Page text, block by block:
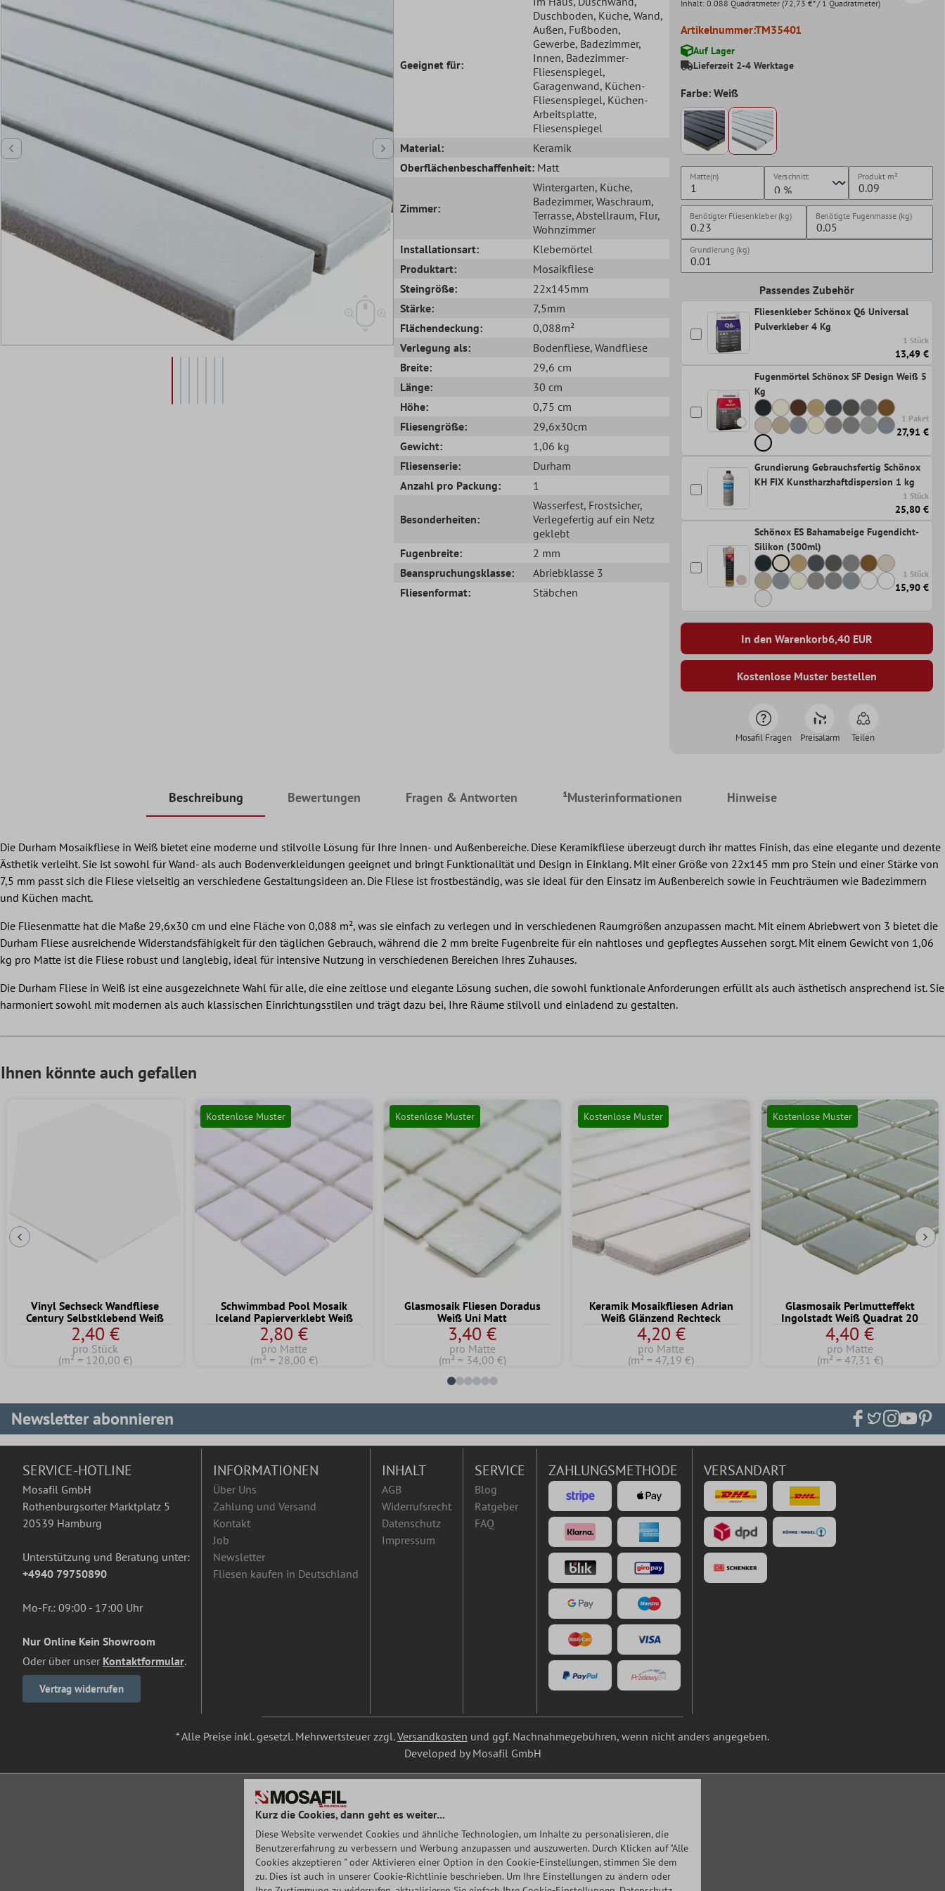
Geeignet für:
Duschboden, Küche, Wand,
Außen, Fußboden,
Gewerbe, Badezimmer,
Innen, Badezimmer-
Fliesenspiegel,
Garagenwand, Küchen-
Fliesenspiegel, Küchen-
Arbeitsplatte,
Fliesenspiegel
Material:
Keramik
Oberflächenbeschaffenheit: Matt
Zimmer:
Wintergarten, Küche,
Badezimmer, Waschraum,
Terrasse, Abstellraum, Flur,
Wohnzimmer
Installationsart:
Klebemörtel
Produktart:
Mosaikfliese
Steingröße:
22x145mm
Stärke:
7,5mm
Flächendeckung:
0,088m²
Verlegung als:
Bodenfliese, Wandfliese
Breite:
29,6 cm
Länge:
30 cm
Höhe:
0,75 cm
Fliesengröße:
29,6x30cm
Gewicht:
1,06 kg
Fliesenserie:
Durham
Anzahl pro Packung:
1
Besonderheiten:
Wasserfest, Frostsicher,
Verlegefertig auf ein Netz
geklebt
Fugenbreite:
2 mm
Beanspruchungsklasse:
Abriebklasse 3
Fliesenformat:
Stäbchen
Inhalt: 0.088 Quadratmeter (72,73 €* / 1 Quadratmeter)
Artikelnummer:TM35401
Auf Lager
Lieferzeit 2-4 Werktage
Farbe: Weiß
Matte(n) Verschnitt Produkt m²
Benötigter Fliesenkleber (kg) Benötigte Fugenmasse (kg)
Grundierung (kg)
Passendes Zubehör
Fliesenkleber Schönox Q6 Universal
Pulverkleber 4 Kg
1 Stück
13,49 €
Fugenmörtel Schönox SF Design Weiß 5
Kg
1 Paket
27,91 €
Grundierung Gebrauchsfertig Schönox
KH FIX Kunstharzhaftdispersion 1 kg
1 Stück
25,80 €
Schönox ES Bahamabeige Fugendicht-
Silikon (300ml)
1 Stück
15,90 €
In den Warenkorb6,40EUR
Kostenlose Muster bestellen
Mosafil Fragen Preisalarm Teilen
Beschreibung Bewertungen Fragen & Antworten ¹Musterinformationen Hinweise
Die Durham Mosaikfliese in Weiß bietet eine moderne und stilvolle Lösung für Ihre Innen- und Außenbereiche. Diese Keramikfliese überzeugt durch ihr mattes Finish, das eine elegante und dezente
Ästhetik verleiht. Sie ist sowohl für Wand- als auch Bodenverkleidungen geeignet und bringt Funktionalität und Design in Einklang. Mit einer Größe von 22x145 mm pro Stein und einer Stärke von
7,5 mm passt sich die Fliese vielseitig an verschiedene Gestaltungsideen an. Die Fliese ist frostbeständig, was sie ideal für den Einsatz im Außenbereich sowie in Feuchträumen wie Badezimmern
und Küchen macht.
Die Fliesenmatte hat die Maße 29,6x30 cm und eine Fläche von 0,088 m², was sie einfach zu verlegen und in verschiedenen Raumgrößen anzupassen macht. Mit einem Abriebwert von 3 bietet die
Durham Fliese ausreichende Widerstandsfähigkeit für den täglichen Gebrauch, während die 2 mm breite Fugenbreite für ein nahtloses und gepflegtes Aussehen sorgt. Mit einem Gewicht von 1,06
kg pro Matte ist die Fliese robust und langlebig, ideal für intensive Nutzung in verschiedenen Bereichen Ihres Zuhauses.
Die Durham Fliese in Weiß ist eine ausgezeichnete Wahl für alle, die eine zeitlose und elegante Lösung suchen, die sowohl funktionale Anforderungen erfüllt als auch ästhetisch ansprechend ist. Sie
harmoniert sowohl mit modernen als auch klassischen Einrichtungsstilen und trägt dazu bei, Ihre Räume stilvoll und einladend zu gestalten.
Ihnen könnte auch gefallen
Vorherige Folie
Vinyl Sechseck Wandfliese
Century Selbstklebend Weiß
2,40 €
pro Stück
(m² = 120,00 €)
Kostenlose Muster
Schwimmbad Pool Mosaik
Iceland Papierverklebt Weiß
2,80 €
pro Matte
(m² = 28,00 €)
Kostenlose Muster
Glasmosaik Fliesen Doradus
Weiß Uni Matt
3,40 €
pro Matte
(m² = 34,00 €)
Kostenlose Muster
Keramik Mosaikfliesen Adrian
Weiß Glänzend Rechteck
4,20 €
pro Matte
(m² = 47,19 €)
Kostenlose Muster
Glasmosaik Perlmutteffekt
Ingolstadt Weiß Quadrat 20
4,40 €
pro Matte
(m² = 47,31 €)
Newsletter abonnieren
SERVICE-HOTLINE
Mosafil GmbH
Rothenburgsorter Marktplatz 5
20539 Hamburg
Unterstützung und Beratung unter:
+4940 79750890
Mo-Fr.: 09:00 - 17:00 Uhr
Nur Online Kein Showroom
Oder über unser Kontaktformular.
Vertrag widerrufen
INFORMATIONEN
Über Uns
Zahlung und Versand
Kontakt
Job
Newsletter
Fliesen kaufen in Deutschland
INHALT
AGB
Widerrufsrecht
Datenschutz
Impressum
SERVICE
Blog
Ratgeber
FAQ
ZAHLUNGSMETHODE VERSANDART
* Alle Preise inkl. gesetzl. Mehrwertsteuer zzgl.Versandkosten und ggf. Nachnahmegebühren, wenn nicht anders angegeben.
Developed by Mosafil GmbH
Kurz die Cookies, dann geht es weiter...
Diese Website verwendet Cookies und ähnliche Technologien, um Inhalte zu personalisieren, die
Benutzererfahrung zu verbessern und Werbung anzupassen und auszuwerten. Durch Klicken auf "Alle
Cookies akzeptieren " oder Aktivieren einer Option in den Cookie-Einstellungen, stimmen Sie dem
zu. Dies ist auch in unserer Cookie-Richtlinie beschrieben. Um Ihre Einstellungen zu ändern oder